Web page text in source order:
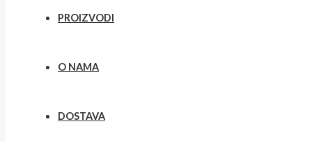
PROIZVODI
O NAMA
DOSTAVA